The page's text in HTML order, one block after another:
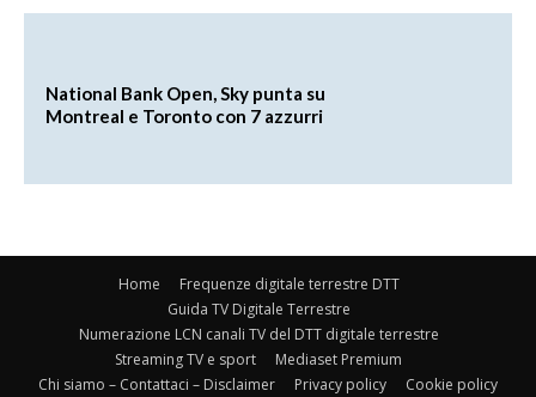
National Bank Open, Sky punta su
Montreal e Toronto con 7 azzurri
Home
Frequenze digitale terrestre DTT
Guida TV Digitale Terrestre
Numerazione LCN canali TV del DTT digitale terrestre
Streaming TV e sport
Mediaset Premium
Chi siamo – Contattaci – Disclaimer
Privacy policy Cookie policy